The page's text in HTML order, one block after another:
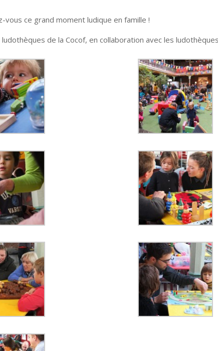
vous ce grand moment ludique en famille !
de la Cocof, en collaboration avec les